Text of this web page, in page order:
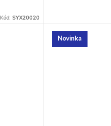
Kód:SYX20020
Novinka